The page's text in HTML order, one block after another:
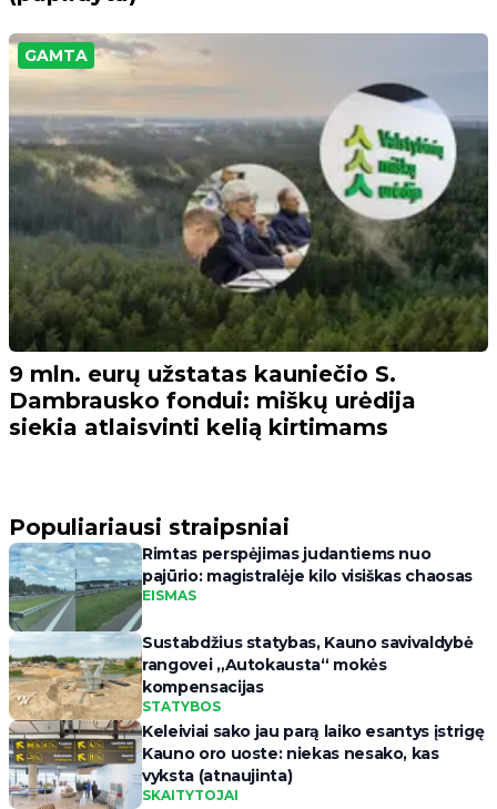
GAMTA
9 mln. eurų užstatas kauniečio S.
Dambrausko fondui: miškų urėdija
siekia atlaisvinti kelią kirtimams
Populiariausi straipsniai
Rimtas perspėjimas judantiems nuo
pajūrio: magistralėje kilo visiškas chaosas
EISMAS
Sustabdžius statybas, Kauno savivaldybė
rangovei „Autokausta“ mokės
kompensacijas
STATYBOS
Keleiviai sako jau parą laiko esantys įstrigę
Kauno oro uoste: niekas nesako, kas
vyksta (atnaujinta)
SKAITYTOJAI